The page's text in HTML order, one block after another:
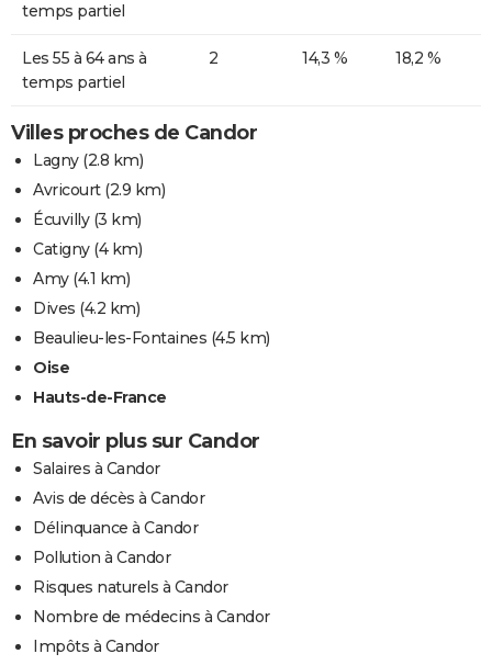
temps partiel
Les 55 à 64 ans à
temps partiel
2 14,3 % 18,2 %
Villes proches de Candor
Lagny(2.8 km)
Avricourt(2.9 km)
Écuvilly(3 km)
Catigny(4 km)
Amy(4.1 km)
Dives (4.2 km)
Beaulieu-les-Fontaines (4.5 km)
Oise
Hauts-de-France
En savoir plus sur Candor
Salaires à Candor
Avis de décès à Candor
Délinquance à Candor
Pollution à Candor
Risques naturels à Candor
Nombre de médecins à Candor
Impôts à Candor